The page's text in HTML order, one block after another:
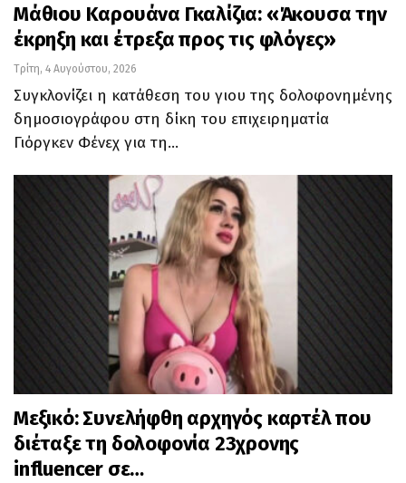
Μάθιου Καρουάνα Γκαλίζια: «Άκουσα την
έκρηξη και έτρεξα προς τις φλόγες»
Τρίτη, 4 Αυγούστου, 2026
Συγκλονίζει η κατάθεση του γιου της δολοφονημένης
δημοσιογράφου στη δίκη του επιχειρηματία
Γιόργκεν Φένεχ για τη…
Μεξικό: Συνελήφθη αρχηγός καρτέλ που
διέταξε τη δολοφονία 23χρονης
influencer σε…